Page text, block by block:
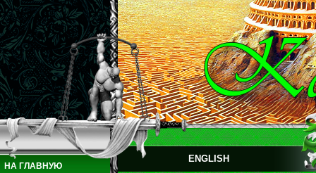
НА ГЛАВНУЮ
ENGLISH